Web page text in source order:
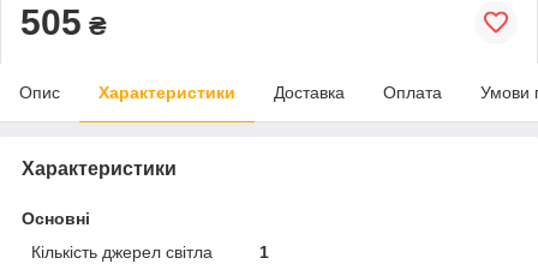
505 ₴
Опис Характеристики Доставка Оплата Умови
Характеристики
Основні
Кількість джерел світла
1